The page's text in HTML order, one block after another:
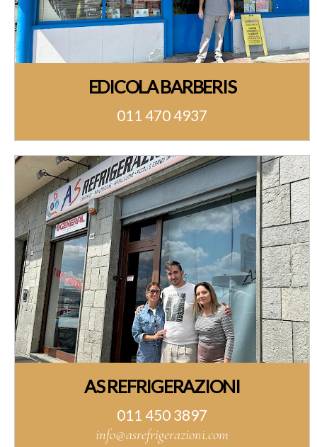
EDICOLA BARBERIS
011 470 4937
AS REFRIGERAZIONI
011 450 3897
info@asrefrigerazioni.com